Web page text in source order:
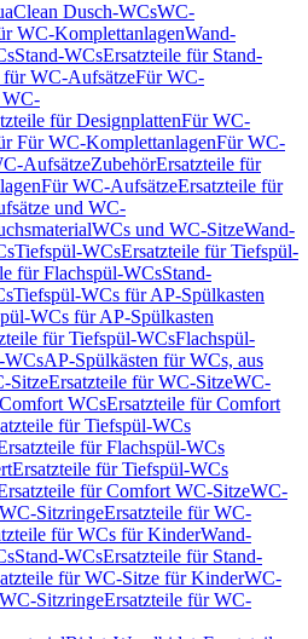
Dusch-WCsWC-
WC-KomplettanlagenWand-
Stand-WCsErsatzteile für Stand-
für WC-AufsätzeFür WC-
WC-
für DesignplattenFür WC-
Für WC-KomplettanlagenFür WC-
AufsätzeZubehörErsatzteile für
Für WC-AufsätzeErsatzteile für
und WC-
WCs und WC-SitzeWand-
Tiefspül-WCsErsatzteile für Tiefspül-
für Flachspül-WCsStand-
Tiefspül-WCs für AP-Spülkasten
WCs für AP-Spülkasten
für Tiefspül-WCsFlachspül-
WCsAP-Spülkästen für WCs, aus
SitzeErsatzteile für WC-SitzeWC-
Comfort WCsErsatzteile für Comfort
für Tiefspül-WCs
für Flachspül-WCs
Ersatzteile für Tiefspül-WCs
für Comfort WC-SitzeWC-
WC-SitzringeErsatzteile für WC-
für WCs für KinderWand-
Stand-WCsErsatzteile für Stand-
für WC-Sitze für KinderWC-
WC-SitzringeErsatzteile für WC-